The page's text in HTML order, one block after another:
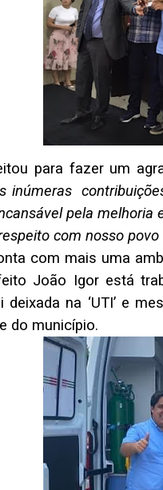
para fazer um
inúmeras
pela melhoria
com nosso
com mais uma
João Igor está
deixada na ‘UTI’ e
do município.